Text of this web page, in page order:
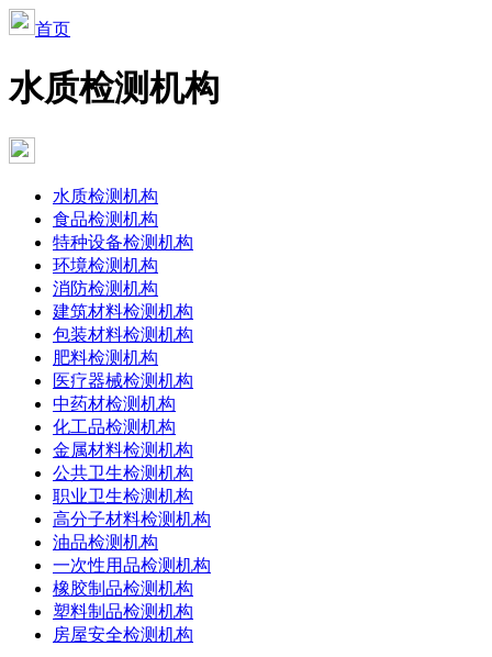
首页
水质检测机构
水质检测机构
食品检测机构
特种设备检测机构
环境检测机构
消防检测机构
建筑材料检测机构
包装材料检测机构
肥料检测机构
医疗器械检测机构
中药材检测机构
化工品检测机构
金属材料检测机构
公共卫生检测机构
职业卫生检测机构
高分子材料检测机构
油品检测机构
一次性用品检测机构
橡胶制品检测机构
塑料制品检测机构
房屋安全检测机构